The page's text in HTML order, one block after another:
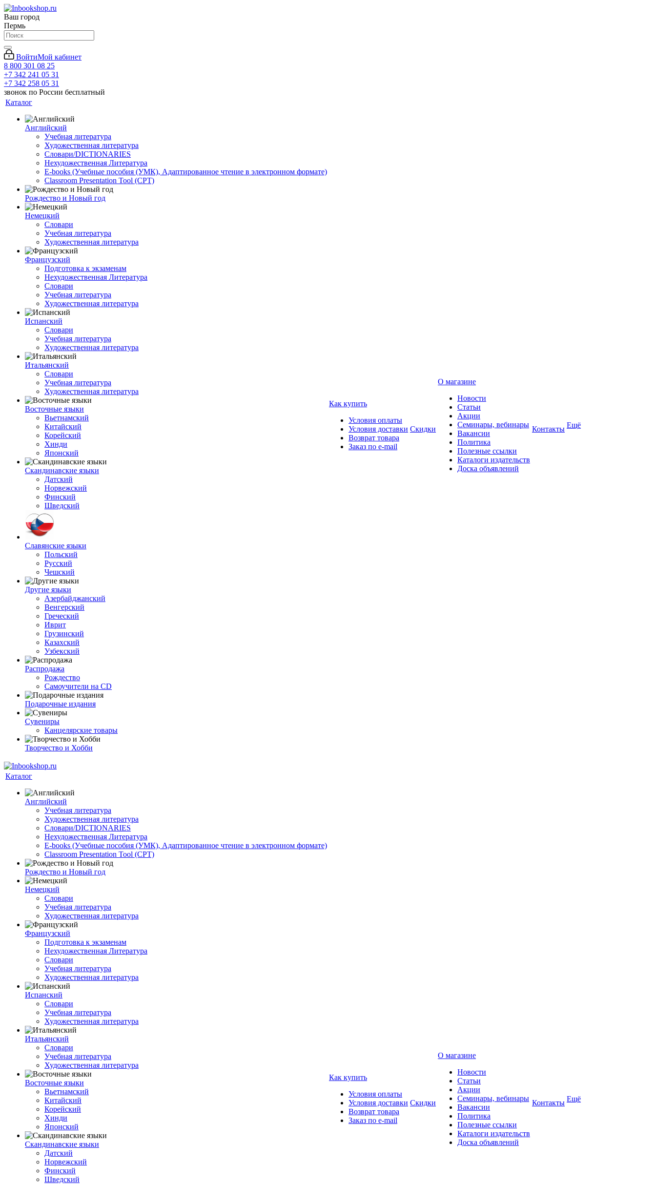
Ваш город
Пермь
ВойтиМой кабинет
8 800 301 08 25
+7 342 241 05 31
+7 342 258 05 31
звонок по России бесплатный
Каталог
Английский
Учебная литература
Художественная литература
Словари/DICTIONARIES
Нехудожественная Литература
E-books (Учебные пособия (УМК), Адаптированное чтение в электронном формате)
Classroom Presentation Tool (CPT)
Рождество и Новый год
Немецкий
Словари
Учебная литература
Художественная литература
Французский
Подготовка к экзаменам
Нехудожественная Литература
Словари
Учебная литература
Художественная литература
Испанский
Словари
Учебная литература
Художественная литература
Итальянский
Словари
Учебная литература
Художественная литература
Восточные языки
Вьетнамский
Китайский
Корейский
Хинди
Японский
Скандинавские языки
Датский
Норвежский
Финский
Шведский
Славянские языки
Польский
Русский
Чешский
Другие языки
Азербайджанский
Венгерский
Греческий
Иврит
Грузинский
Казахский
Узбекский
Распродажа
Рождество
Самоучители на CD
Подарочные издания
Сувениры
Канцелярские товары
Творчество и Хобби
Как купить
Условия оплаты
Условия доставки
Возврат товара
Заказ по e-mail
Скидки
О магазине
Новости
Статьи
Акции
Семинары, вебинары
Вакансии
Политика
Полезные ссылки
Каталоги издательств
Доска объявлений
Контакты Ещё
Каталог
Английский
Учебная литература
Художественная литература
Словари/DICTIONARIES
Нехудожественная Литература
E-books (Учебные пособия (УМК), Адаптированное чтение в электронном формате)
Classroom Presentation Tool (CPT)
Рождество и Новый год
Немецкий
Словари
Учебная литература
Художественная литература
Французский
Подготовка к экзаменам
Нехудожественная Литература
Словари
Учебная литература
Художественная литература
Испанский
Словари
Учебная литература
Художественная литература
Итальянский
Словари
Учебная литература
Художественная литература
Восточные языки
Вьетнамский
Китайский
Корейский
Хинди
Японский
Скандинавские языки
Датский
Норвежский
Финский
Шведский
Как купить
Условия оплаты
Условия доставки
Возврат товара
Заказ по e-mail
Скидки
О магазине
Новости
Статьи
Акции
Семинары, вебинары
Вакансии
Политика
Полезные ссылки
Каталоги издательств
Доска объявлений
Контакты Ещё